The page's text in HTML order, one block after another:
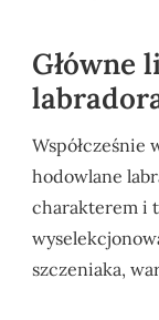
Główne
Współcześnie
hodowlane
charakterem i
szczeniaka,